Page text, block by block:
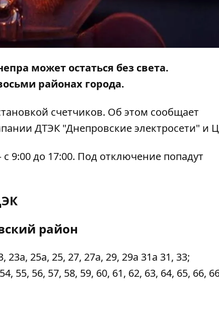
может остаться без света.
районах города.
счетчиков. Об этом сообщает
ДТЭК "Днепровские электросети" и
9:00 до 17:00. Под отключение попадут
район
25а, 25, 27, 27а, 29, 29а 31а 31, 33;
55, 56, 57, 58, 59, 60, 61, 62, 63, 64, 65, 66,